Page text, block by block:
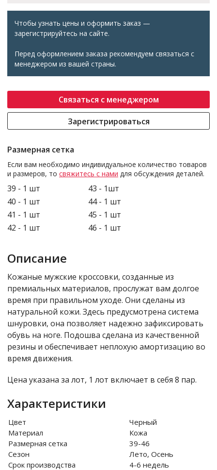
Чтобы узнать цены и оформить заказ —
зарегистрируйтесь на сайте.
Перед оформлением заказа рекомендуем связаться с
менеджером из вашей страны.
Связаться с менеджером
Зарегистрироваться
Размерная сетка
Если вам необходимо индивидуальное количество товаров
и размеров, то свяжитесь с нами для обсуждения деталей.
39 - 1 шт
40 - 1 шт
41 - 1 шт
42 - 1 шт
43 - 1шт
44 - 1 шт
45 - 1 шт
46 - 1 шт
Описание
Кожаные мужские кроссовки, созданные из
премиальных материалов, прослужат вам долгое
время при правильном уходе. Они сделаны из
натуральной кожи. Здесь предусмотрена система
шнуровки, она позволяет надежно зафиксировать
обувь на ноге. Подошва сделана из качественной
резины и обеспечивает неплохую амортизацию во
время движения.
Цена указана за лот, 1 лот включает в себя 8 пар.
Характеристики
Цвет
Черный
Материал
Кожа
Размерная сетка
39-46
Сезон
Лето, Осень
Срок производства
4-6 недель